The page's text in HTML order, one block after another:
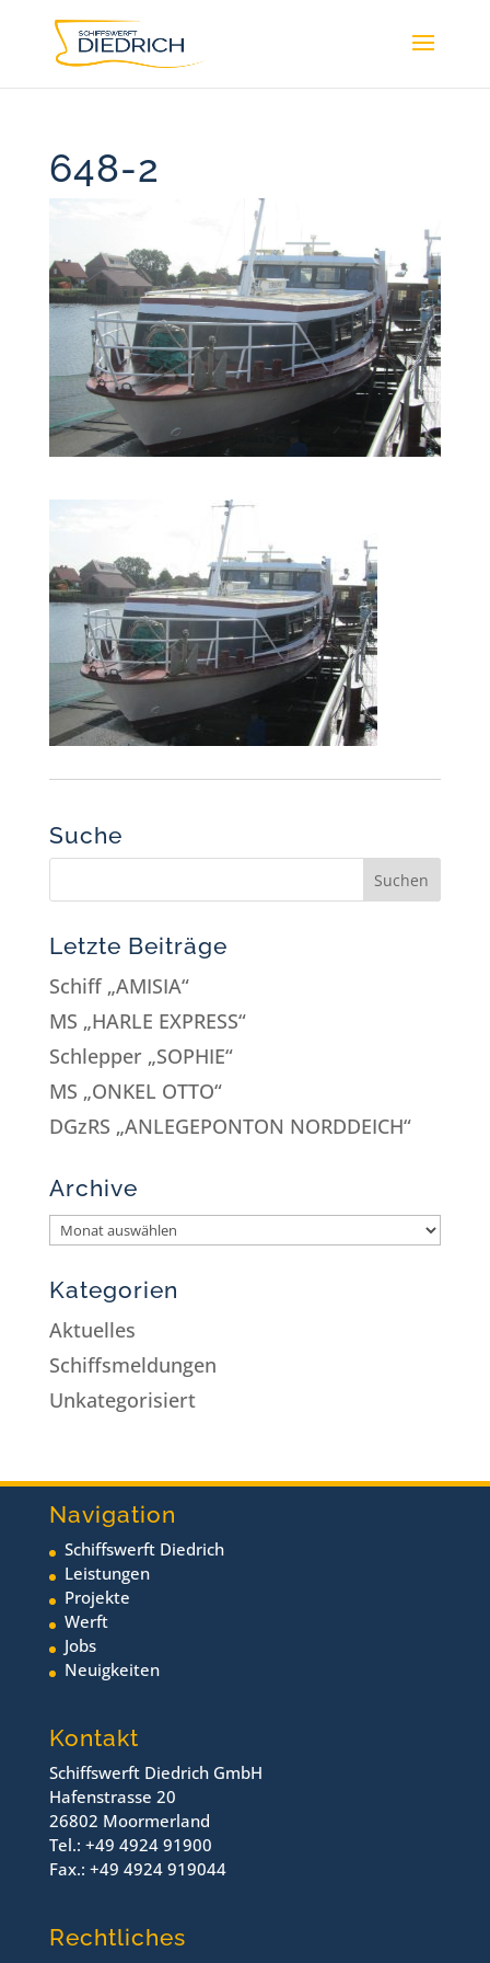
648-2
Suche
Letzte Beiträge
Schiff „AMISIA“
MS „HARLE EXPRESS“
Schlepper „SOPHIE“
MS „ONKEL OTTO“
DGzRS „ANLEGEPONTON NORDDEICH“
Archive
Kategorien
Aktuelles
Schiffsmeldungen
Unkategorisiert
Navigation
Schiffswerft Diedrich
Leistungen
Projekte
Werft
Jobs
Neuigkeiten
Kontakt
Schiffswerft Diedrich GmbH
Hafenstrasse 20
26802 Moormerland
Tel.: +49 4924 91900
Fax.: +49 4924 919044
Rechtliches